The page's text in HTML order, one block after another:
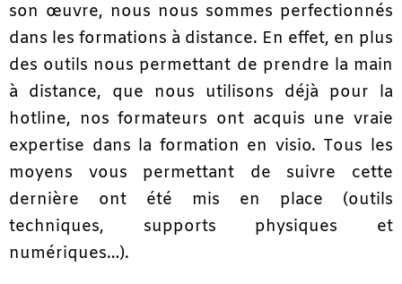
son œuvre, nous nous sommes perfectionnés
dans les formations à distance. En effet, en plus
des outils nous permettant de prendre la main
à distance, que nous utilisons déjà pour la
hotline, nos formateurs ont acquis une vraie
expertise dans la formation en visio. Tous les
moyens vous permettant de suivre cette
dernière ont été mis en place (outils
techniques, supports physiques et
numériques…).